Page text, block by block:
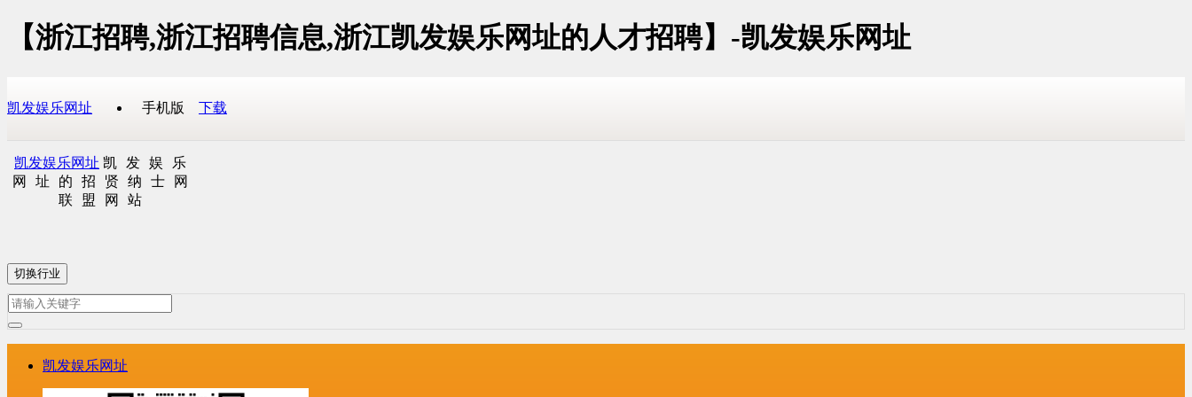
【浙江招聘,浙江招聘信息,浙江凯发娱乐网址的人才招聘】-凯发娱乐网址
凯发娱乐网址 手机版 下载
凯发娱乐网址 凯发娱乐
网址的招贤纳士网
联盟网站
切换行业
凯发娱乐网址